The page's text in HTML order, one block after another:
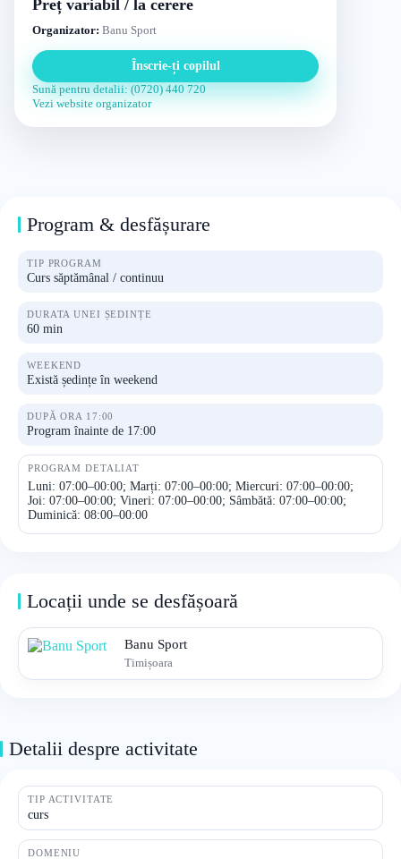
Preț variabil / la cerere
Organizator: Banu Sport
Înscrie-ți copilul
Sună pentru detalii: (0720) 440 720
Vezi website organizator
Program & desfășurare
TIP PROGRAM
Curs săptămânal / continuu
DURATA UNEI ȘEDINȚE
60 min
WEEKEND
Există ședințe în weekend
DUPĂ ORA 17:00
Program înainte de 17:00
PROGRAM DETALIAT
Luni: 07:00–00:00; Marți: 07:00–00:00; Miercuri: 07:00–00:00;
Joi: 07:00–00:00; Vineri: 07:00–00:00; Sâmbătă: 07:00–00:00;
Duminică: 08:00–00:00
Locații unde se desfășoară
Banu Sport
Timișoara
Detalii despre activitate
TIP ACTIVITATE
curs
DOMENIU